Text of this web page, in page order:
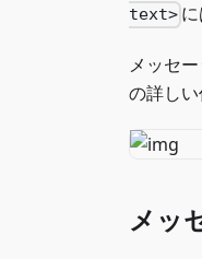
text>
メッセ
の詳し
メッ